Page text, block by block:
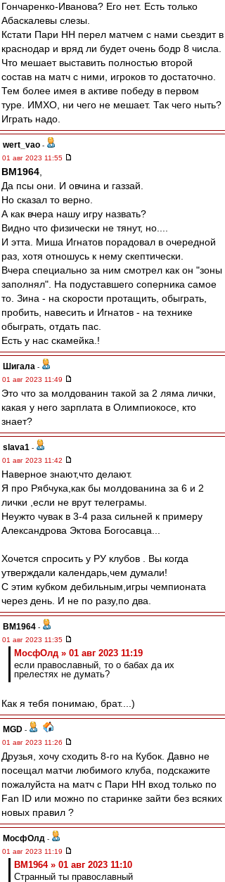
Гончаренко-Иванова? Его нет. Есть только
Абаскалевы слезы.
Кстати Пари НН перел матчем с нами сьездит в
краснодар и вряд ли будет очень бодр 8 числа.
Что мешает выставить полностью второй
состав на матч с ними, игроков то достаточно.
Тем более имея в активе победу в первом
туре. ИМХО, ни чего не мешает. Так чего ныть?
Играть надо.
wert_vao -
01 авг 2023 11:55
BM1964
Да псы они. И овчина и газзай.
Но сказал то верно.
А как вчера нашу игру назвать?
Видно что физически не тянут, но....
И этта. Миша Игнатов порадовал в очередной
раз, хотя отношусь к нему скептически.
Вчера специально за ним смотрел как он "зоны
заполнял". На подуставшего соперника самое
то. Зина - на скорости протащить, обыграть,
пробить, навесить и Игнатов - на технике
обыграть, отдать пас.
Есть у нас скамейка.!
Шигала -
01 авг 2023 11:49
Это что за молдованин такой за 2 ляма лички,
какая у него зарплата в Олимпиокосе, кто
знает?
slava1 -
01 авг 2023 11:42
Наверное знают,что делают.
Я про Рябчука,как бы молдованина за 6 и 2
лички ,если не врут телеграмы.
Неужто чувак в 3-4 раза сильней к примеру
Александрова Эктова Богосавца...
Хочется спросить у РУ клубов . Вы когда
утверждали календарь,чем думали!
С этим кубком дебильным,игры чемпионата
через день. И не по разу,по два.
BM1964 -
01 авг 2023 11:35
МосфОлд » 01 авг 2023 11:19
если православный, то о бабах да их
прелестях не думать?
Как я тебя понимаю, брат....)
MGD -
01 авг 2023 11:26
Друзья, хочу сходить 8-го на Кубок. Давно не
посещал матчи любимого клуба, подскажите
пожалуйста на матч с Пари НН вход только по
Fan ID или можно по старинке зайти без всяких
новых правил ?
МосфОлд -
01 авг 2023 11:19
BM1964 » 01 авг 2023 11:10
Странный ты православный